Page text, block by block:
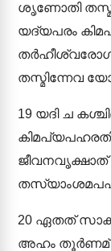
ശൃണോതി തസ്മാ
യദ്യപരം
തസ്മിന്നേവ
19 യദി ച
ജീവനവൃക്ഷാത്
20 ഏതത്
അഹം തൂർണമ്